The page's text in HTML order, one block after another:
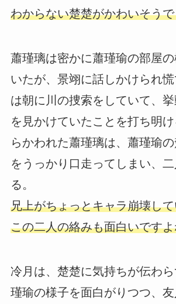
わからない楚楚がかわいそう
蕭瑾璃は密かに蕭瑾瑜の部屋
いたが、景翊に話しかけられ
は朝に川の捜索をしていて、
を見かけていたことを打ち明
らかわれた蕭瑾璃は、蕭瑾瑜
をうっかり口走ってしまい、
る。
兄上がちょっとキャラ崩壊し
この二人の絡みも面白いです
冷月は、楚楚に気持ちが伝わ
瑾瑜の様子を面白がりつつ、